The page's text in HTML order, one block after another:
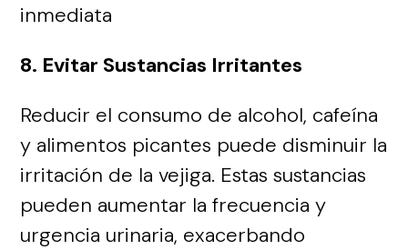
inmediata
8. Evitar Sustancias Irritantes
Reducir el consumo de alcohol, cafeína
y alimentos picantes puede disminuir la
irritación de la vejiga. Estas sustancias
pueden aumentar la frecuencia y
urgencia urinaria, exacerbando